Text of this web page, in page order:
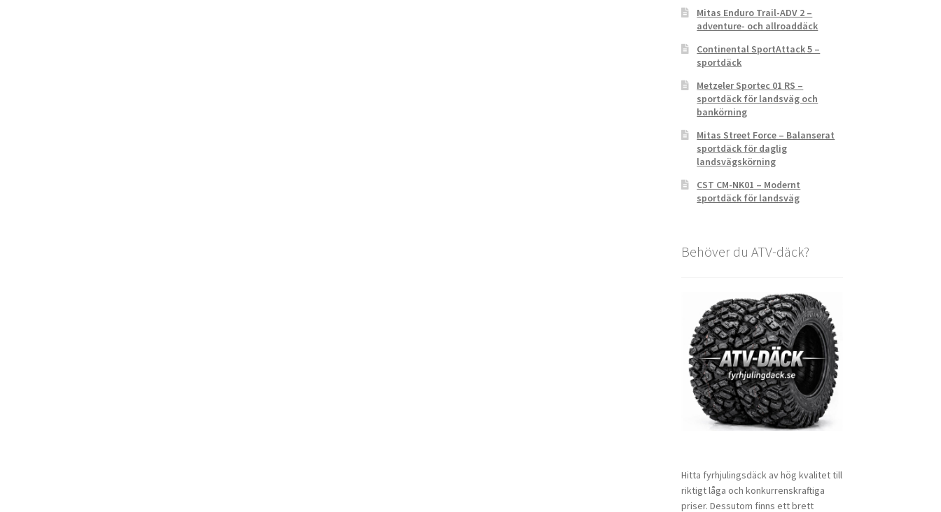
Mitas Enduro Trail-ADV 2 –
adventure- och allroaddäck
Continental SportAttack 5 –
sportdäck
Metzeler Sportec 01 RS –
sportdäck för landsväg och
bankörning
Mitas Street Force – Balanserat
sportdäck för daglig
landsvägskörning
CST CM-NK01 – Modernt
sportdäck för landsväg
Behöver du ATV-däck?
Hitta fyrhjulingsdäck av hög kvalitet till
riktigt låga och konkurrenskraftiga
priser. Dessutom finns ett brett